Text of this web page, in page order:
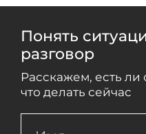
Понять
разговор
Расскажем, есть
что делать сейчас